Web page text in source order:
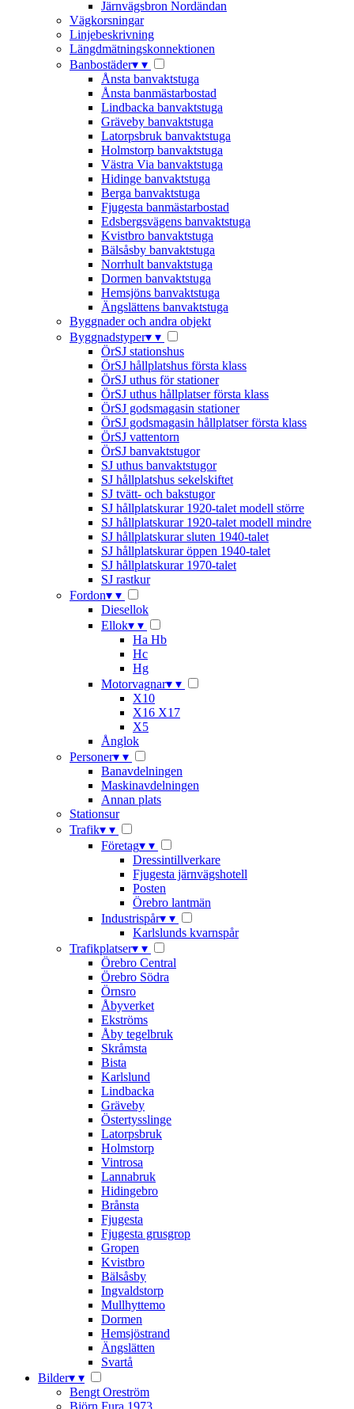
Järnvägsbron Nordändan
Vägkorsningar
Linjebeskrivning
Längdmätningskonnektionen
Banbostäder▾ ▾
Ånsta banvaktstuga
Ånsta banmästarbostad
Lindbacka banvaktstuga
Gräveby banvaktstuga
Latorpsbruk banvaktstuga
Holmstorp banvaktstuga
Västra Via banvaktstuga
Hidinge banvaktstuga
Berga banvaktstuga
Fjugesta banmästarbostad
Edsbergsvägens banvaktstuga
Kvistbro banvaktstuga
Bälsåsby banvaktstuga
Norrhult banvaktstuga
Dormen banvaktstuga
Hemsjöns banvaktstuga
Ängslättens banvaktstuga
Byggnader och andra objekt
Byggnadstyper▾ ▾
ÖrSJ stationshus
ÖrSJ hållplatshus första klass
ÖrSJ uthus för stationer
ÖrSJ uthus hållplatser första klass
ÖrSJ godsmagasin stationer
ÖrSJ godsmagasin hållplatser första klass
ÖrSJ vattentorn
ÖrSJ banvaktstugor
SJ uthus banvaktstugor
SJ hållplatshus sekelskiftet
SJ tvätt- och bakstugor
SJ hållplatskurar 1920-talet modell större
SJ hållplatskurar 1920-talet modell mindre
SJ hållplatskurar sluten 1940-talet
SJ hållplatskurar öppen 1940-talet
SJ hållplatskurar 1970-talet
SJ rastkur
Fordon▾ ▾
Diesellok
Ellok▾ ▾
Ha Hb
Hc
Hg
Motorvagnar▾ ▾
X10
X16 X17
X5
Ånglok
Personer▾ ▾
Banavdelningen
Maskinavdelningen
Annan plats
Stationsur
Trafik▾ ▾
Företag▾ ▾
Dressintillverkare
Fjugesta järnvägshotell
Posten
Örebro lantmän
Industrispår▾ ▾
Karlslunds kvarnspår
Trafikplatser▾ ▾
Örebro Central
Örebro Södra
Örnsro
Åbyverket
Ekströms
Åby tegelbruk
Skråmsta
Bista
Karlslund
Lindbacka
Gräveby
Östertysslinge
Latorpsbruk
Holmstorp
Vintrosa
Lannabruk
Hidingebro
Brånsta
Fjugesta
Fjugesta grusgrop
Gropen
Kvistbro
Bälsåsby
Ingvaldstorp
Mullhyttemo
Dormen
Hemsjöstrand
Ängslätten
Svartå
Bilder▾ ▾
Bengt Oreström
Björn Fura 1973